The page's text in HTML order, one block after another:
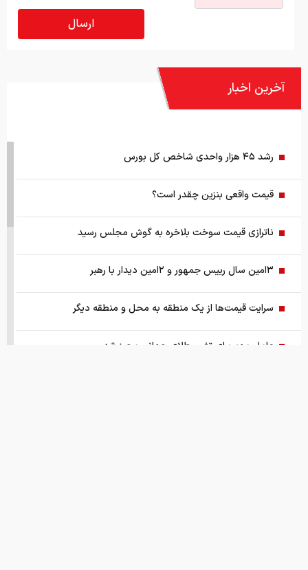
آخرین اخبار
رشد ۴۵ هزار واحدی شاخص کل بورس
قیمت واقعی بنزین چقدر است؟
ناترازی قیمت سوخت بلاخره به گوش مجلس رسید
۳امین سال رییس جمهور و ۲امین دیدار با رهبر
سرایت قیمت‌ها از یک منطقه به محل و منطقه دیگر
عامل مهم برای تغییر طلای جهانی محرز شد